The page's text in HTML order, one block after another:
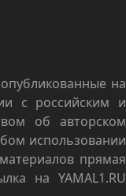
на
с российским и
об авторском
использовании
прямая
на YAMAL1.RU